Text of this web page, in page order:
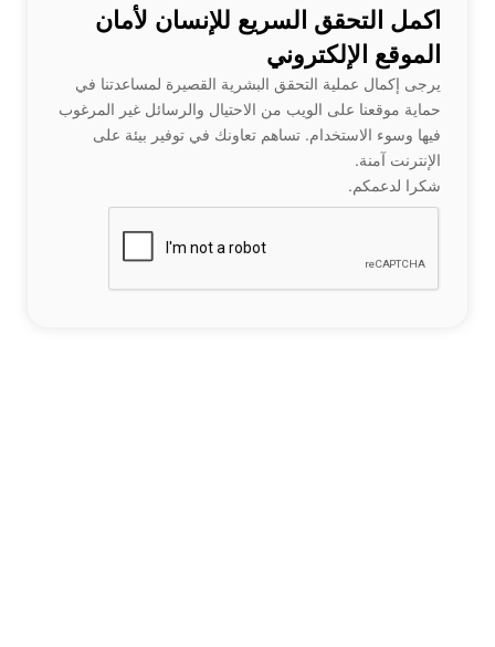
اكمل التحقق السريع للإنسان لأمان
الموقع الإلكتروني
يرجى إكمال عملية التحقق البشرية القصيرة لمساعدتنا في
حماية موقعنا على الويب من الاحتيال والرسائل غير المرغوب
فيها وسوء الاستخدام. تساهم تعاونك في توفير بيئة على
الإنترنت آمنة.
شكرا لدعمكم.